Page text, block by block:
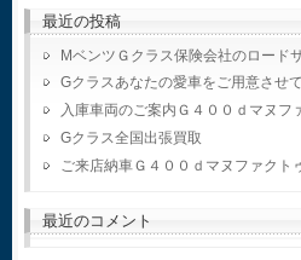
最近の投稿
MベンツＧクラス保険会社のロード
Gクラスあなたの愛車をご用意させ
入庫車両のご案内Ｇ４００ｄマヌフ
Gクラス全国出張買取
ご来店納車Ｇ４００ｄマヌファクト
最近のコメント